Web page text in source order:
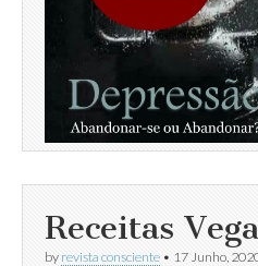
Receitas
by revista consciente • 17 Junho,